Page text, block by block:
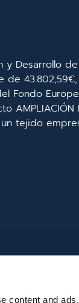
content and
y Desarrollo de
de 43.802,59€,
Fondo
AMPLIACIÓN
un tejido